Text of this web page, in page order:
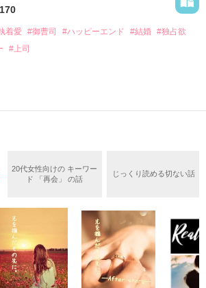
)
ぺい)
話の改稿版です＊
作品を読む
猫の世話係を命じられた美桜は、猫の世
の関係となってしまい――？
170
着愛 #御曹司 #ハッピーエンド #結婚 #独占欲
#上司
働いている。
垣守（26）がいるのだが、後輩の姫原由
雛子』と馬鹿にされ、一人こっそり泣い
してきて──？
雛子』🦅
雛子？！！！』🐥
司が見せる素顔は、なぜか想像以上に甘く
20代女性向けの キーワー
ド 「再会」 の話
じっくり読める切ない話